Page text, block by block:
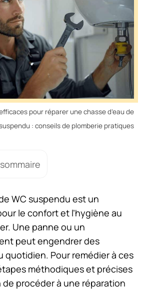
pour réparer une chasse d’eau de
: conseils de plomberie pratiques
WC suspendu est un
le confort et l’hygiène au
Une panne ou un
peut engendrer des
quotidien. Pour remédier à ces
méthodiques et précises
procéder à une réparation